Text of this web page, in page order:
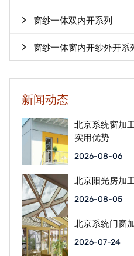
窗纱一体双内开系列
窗纱一体窗内开纱外开系
新闻动态
北京系统窗加
实用优势
2026-08-06
北京阳光房加
2026-08-05
北京系统门窗
2026-07-24